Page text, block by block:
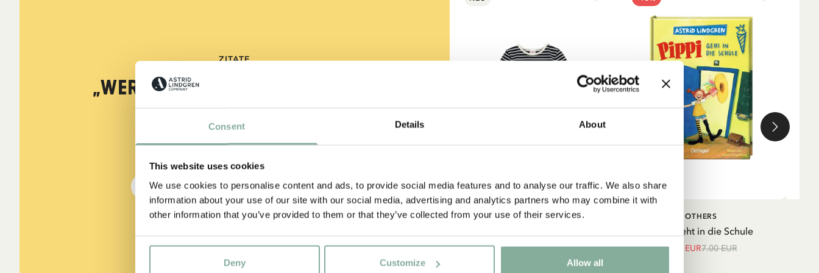
Consent Details About
This website uses cookies
We use cookies to personalise content and ads, to provide social media features and to analyse our traffic. We also share
information about your use of our site with our social media, advertising and analytics partners who may combine it with
other information that you’ve provided to them or that they’ve collected from your use of their services.
Deny Customize Allow all
ZITATE
„Wer stark ist, muss auch gut
sein.“
aus Kennst du Pippi Langstrumpf?
DIE PIPPI-LANGSTRUMPF-SAMMLUNG
IN DEN
Goldkoffer – Dunkelblau
PIPPI LANGSTRUMPF IN DEN WARENKORB
Pippi geht in die Schule
OTHERS
5.95 EUR7.00 EUR